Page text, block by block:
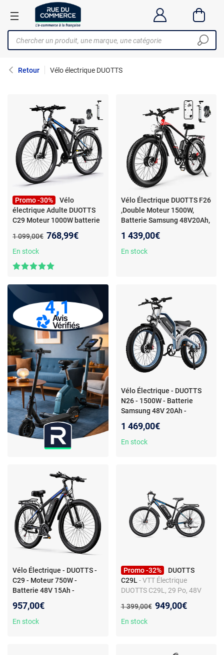
Retour Vélo électrique DUOTTS
Promo -30%
Vélo
électrique Adulte DUOTTS
C29 Moteur 1000W batterie
100KM
Ancien prix :
1 099,00€ Nouveau prix :
768,99€
En stock
Vélo Électrique DUOTTS F26
,Double Moteur 1500W,
Batterie Samsung 48V20Ah,
1 439,00€
En stock
4,1
Vélo Électrique - DUOTTS
N26 - 1500W - Batterie
Samsung 48V 20Ah -
1 469,00€
En stock
Vélo Électrique - DUOTTS -
C29 - Moteur 750W -
Batterie 48V 15Ah -
957,00€
En stock
Promo -32%
DUOTTS
C29L - VTT Électrique
DUOTTS C29L, 29 Po, 48V
21 Vitesses, Noir
Ancien prix :
1 399,00€ Nouveau prix :
949,00€
En stock